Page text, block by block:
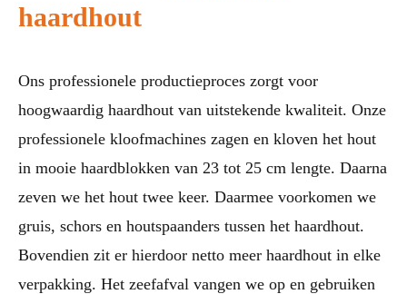
haardhout
Ons professionele productieproces zorgt voor
hoogwaardig haardhout van uitstekende kwaliteit. Onze
professionele kloofmachines zagen en kloven het hout
in mooie haardblokken van 23 tot 25 cm lengte. Daarna
zeven we het hout twee keer. Daarmee voorkomen we
gruis, schors en houtspaanders tussen het haardhout.
Bovendien zit er hierdoor netto meer haardhout in elke
verpakking. Het zeefafval vangen we op en gebruiken